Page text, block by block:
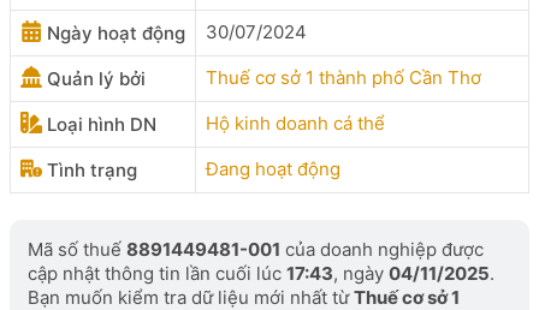
Ngày hoạt động
30/07/2024
Quản lý bởi Thuế cơ sở 1 thành phố Cần Thơ
Loại hình DN Hộ kinh doanh cá thể
Tình trạng Đang hoạt động
Mã số thuế 8891449481-001 của doanh nghiệp được
cập nhật thông tin lần cuối lúc 17:43, ngày 04/11/2025.
Bạn muốn kiểm tra dữ liệu mới nhất từThuế cơ sở 1